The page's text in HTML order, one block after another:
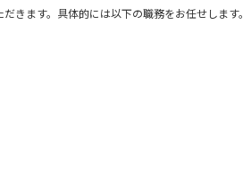
きます。具体的には以下の職務をお任せします。